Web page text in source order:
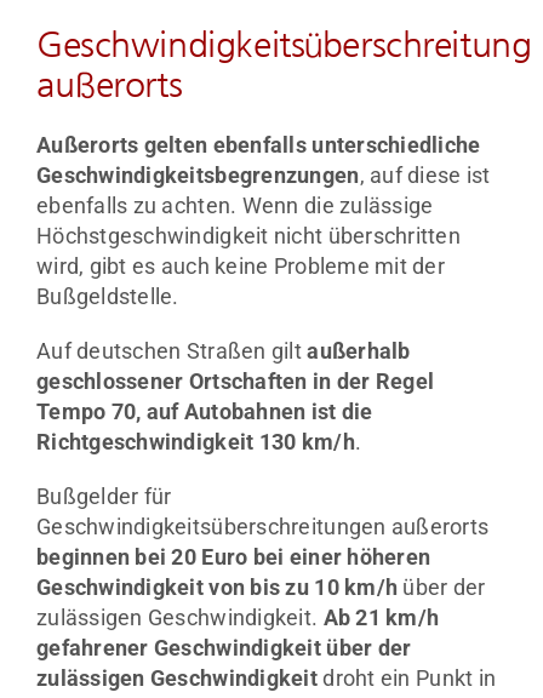
Geschwindigkeitsüberschreitung
außerorts
Außerorts gelten ebenfalls unterschiedliche
Geschwindigkeitsbegrenzungen, auf diese ist
ebenfalls zu achten. Wenn die zulässige
Höchstgeschwindigkeit nicht überschritten
wird, gibt es auch keine Probleme mit der
Bußgeldstelle.
Auf deutschen Straßen giltaußerhalb
geschlossener Ortschaften in der Regel
Tempo 70, auf Autobahnen ist die
Richtgeschwindigkeit 130 km/h.
Bußgelder für
Geschwindigkeitsüberschreitungen außerorts
beginnen bei 20 Euro bei einer höheren
Geschwindigkeit von bis zu 10 km/h über der
zulässigen Geschwindigkeit. Ab 21 km/h
gefahrener Geschwindigkeit über der
zulässigen Geschwindigkeitdroht ein Punkt in